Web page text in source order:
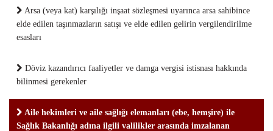
Arsa (veya kat) karşılığı inşaat sözleşmesi uyarınca arsa sahibince
elde edilen taşınmazların satışı ve elde edilen gelirin vergilendirilme
esasları
Döviz kazandırıcı faaliyetler ve damga vergisi istisnası hakkında
bilinmesi gerekenler
Aile hekimleri ve aile sağlığı elemanları (ebe, hemşire) ile
Sağlık Bakanlığı adına ilgili valilikler arasında imzalanan